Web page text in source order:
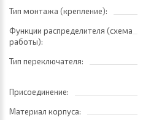
Тип монтажа (крепление):
Функции распределителя (схема
работы):
Тип переключателя:
Присоединение:
Материал корпуса: